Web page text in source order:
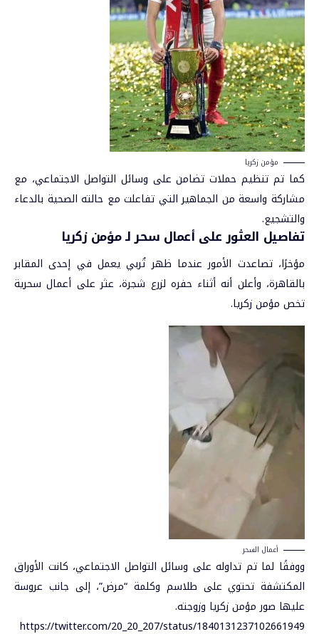
مؤمن زكريا
كما تم تنظيم حملات تضامن على وسائل التواصل الاجتماعي، مع
مشاركة واسعة من الجماهير التي تفاعلت مع حالته الصحية بالدعاء
والتشجيع.
تفاصيل العثور على أعمال سحر لـ مؤمن زكريا
مؤخرًا، تصاعدت الأمور عندما ظهر تُربي يعمل في إحدى المقابر
بالقاهرة، وأعلن أنه أثناء حفره لزرع شجرة، عثر على أعمال سحرية
تخص مؤمن زكريا.
أعمال السحر
ووفقًا لما تم تداوله على وسائل التواصل الاجتماعي، كانت الأوراق
المكتشفة تحتوي على طلاسم وكلمة “مرض”، إلى جانب عروسة
عليها صور مؤمن زكريا وزوجته.
https://twitter.com/20_20_207/status/1840131237102661949